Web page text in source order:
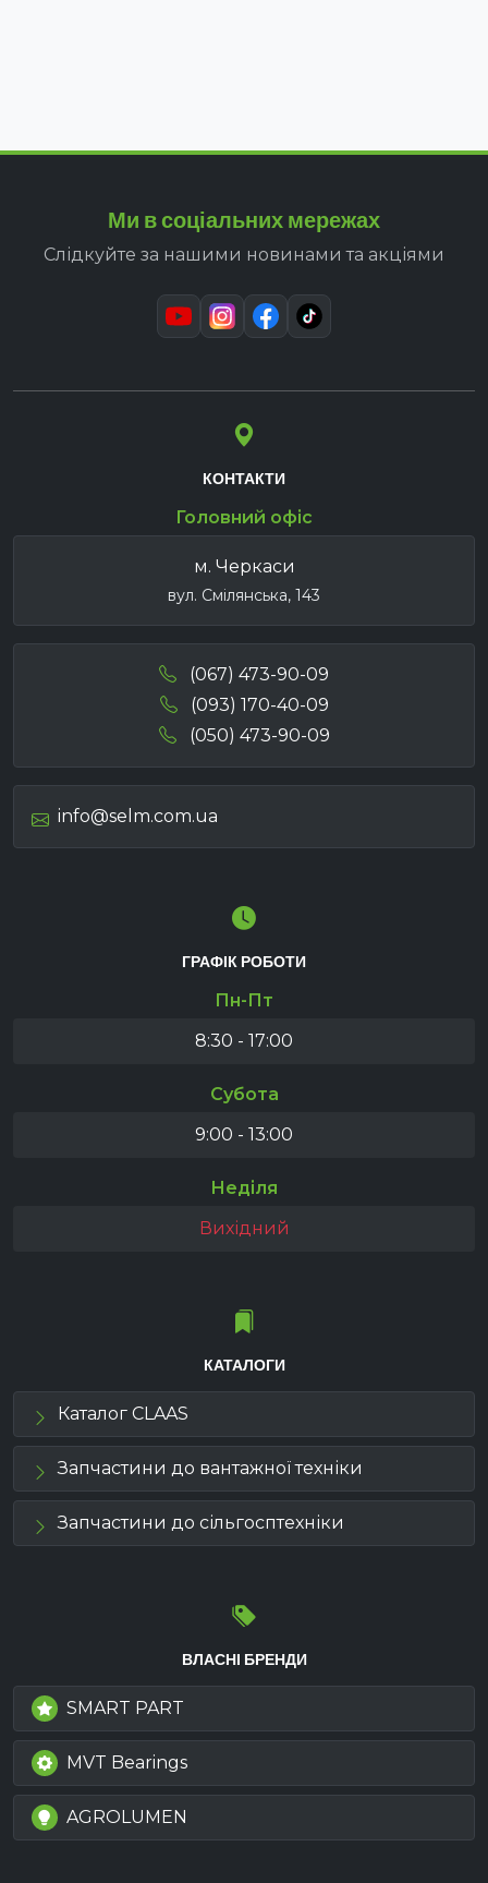
Ми в соціальних мережах
Слідкуйте за нашими новинами та акціями
КОНТАКТИ
Головний офіс
м. Черкаси
вул. Смілянська, 143
(067) 473-90-09
(093) 170-40-09
(050) 473-90-09
info@selm.com.ua
ГРАФІК РОБОТИ
Пн-Пт
8:30 - 17:00
Субота
9:00 - 13:00
Неділя
Вихідний
КАТАЛОГИ
Каталог CLAAS
Запчастини до вантажної техніки
Запчастини до сільгосптехніки
ВЛАСНІ БРЕНДИ
SMART PART
MVT Bearings
AGROLUMEN